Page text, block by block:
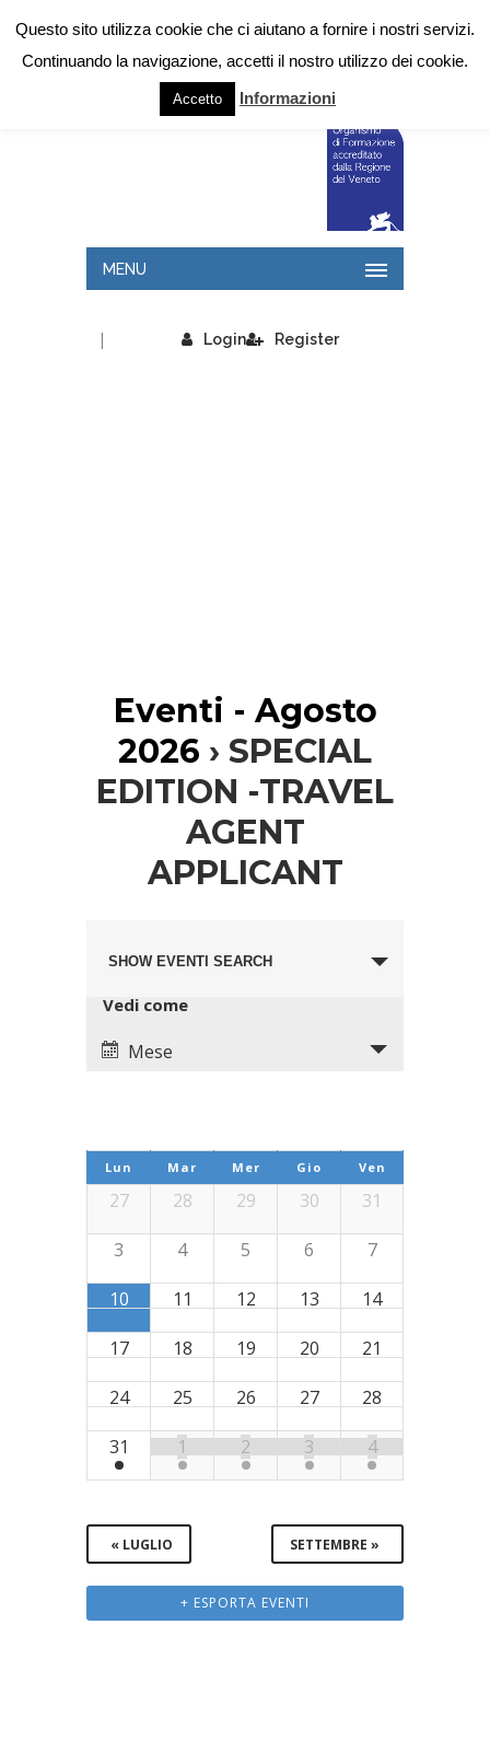
MENU
Login
| Register
Eventi - Agosto
2026 › SPECIAL
EDITION -TRAVEL
AGENT
APPLICANT
and
Views
SHOW EVENTI SEARCH
Views
Vedi come
Mese
di
Eventi
Calendario
Eventi
Lun Mar Mer Gio Ven
27 28 29 30 31
3 4 5 6 7
10 11 12 13 14
17 18 19 20 21
24 25 26 27 28
31 1 2 3 4
« LUGLIO SETTEMBRE »
+ ESPORTA EVENTI
Questo sito utilizza cookie che ci aiutano a fornire i nostri servizi.
Continuando la navigazione, accetti il nostro utilizzo dei cookie.
Accetto Informazioni